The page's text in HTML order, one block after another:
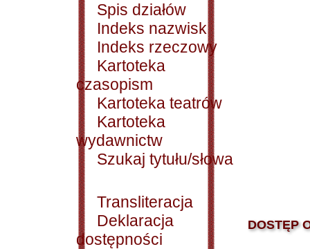
Spis działów
Indeks nazwisk
Indeks rzeczowy
Kartoteka
czasopism
Kartoteka teatrów
Kartoteka
wydawnictw
Szukaj tytułu/słowa
Transliteracja
Deklaracja
dostępności
DOSTĘP